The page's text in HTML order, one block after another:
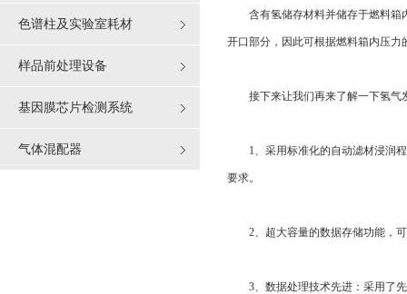
色谱柱及实验室耗材
样品前处理设备
基因膜芯片检测系统
气体混配器
含有氢储存材料并储存于燃料箱内
开口部分，因此可根据燃料箱内压
接下来让我们再来了解一下氢气
1、采用标准化的自动滤材浸润程
要求。
2、超大容量的数据存储功能，可
3、数据处理技术先进：采用了先